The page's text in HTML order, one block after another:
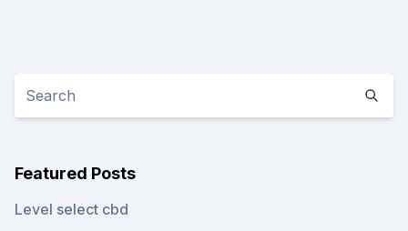
Featured Posts
Level select cbd